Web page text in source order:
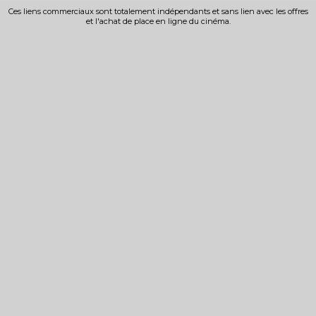
Ces liens commerciaux sont totalement indépendants et sans lien avec les offres
et l'achat de place en ligne du cinéma.